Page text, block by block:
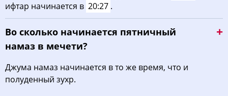
ифтар начинается в 20:27 .
Во сколько начинается пятничный
намаз в мечети?
Джума намаз начинается в то же время, что и
полуденный зухр.